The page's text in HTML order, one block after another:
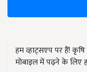
हम व्हाट्सएप पर हैं!
मोबाइल में पढ़ने के लिए